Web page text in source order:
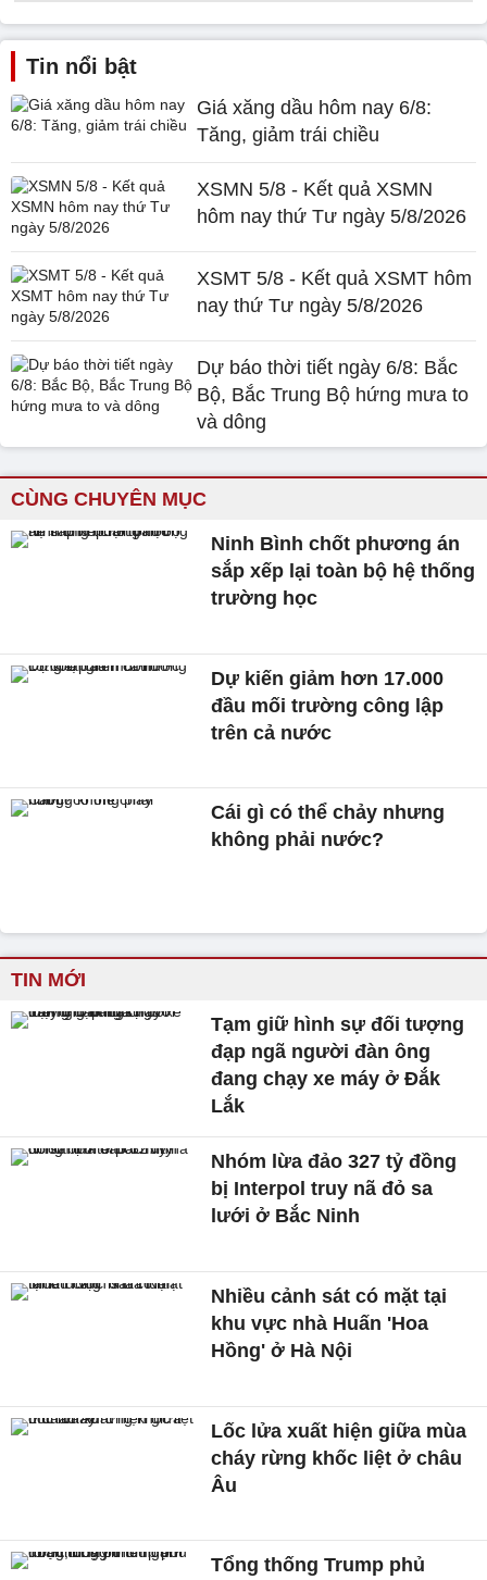
Tin nổi bật
Giá xăng dầu hôm nay 6/8:
Tăng, giảm trái chiều
XSMN 5/8 - Kết quả XSMN
hôm nay thứ Tư ngày 5/8/2026
XSMT 5/8 - Kết quả XSMT hôm
nay thứ Tư ngày 5/8/2026
Dự báo thời tiết ngày 6/8: Bắc
Bộ, Bắc Trung Bộ hứng mưa to
và dông
CÙNG CHUYÊN MỤC
Ninh Bình chốt phương án
sắp xếp lại toàn bộ hệ thống
trường học
Dự kiến giảm hơn 17.000
đầu mối trường công lập
trên cả nước
Cái gì có thể chảy nhưng
không phải nước?
TIN MỚI
Tạm giữ hình sự đối tượng
đạp ngã người đàn ông
đang chạy xe máy ở Đắk
Lắk
Nhóm lừa đảo 327 tỷ đồng
bị Interpol truy nã đỏ sa
lưới ở Bắc Ninh
Nhiều cảnh sát có mặt tại
khu vực nhà Huấn 'Hoa
Hồng' ở Hà Nội
Lốc lửa xuất hiện giữa mùa
cháy rừng khốc liệt ở châu
Âu
Tổng thống Trump phủ